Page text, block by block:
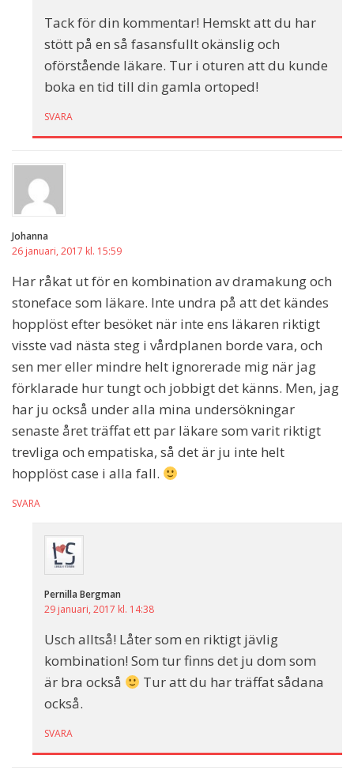
Tack för din kommentar! Hemskt att du har
stött på en så fasansfullt okänslig och
oförstående läkare. Tur i oturen att du kunde
boka en tid till din gamla ortoped!
SVARA
Johanna
26 januari, 2017 kl. 15:59
Har råkat ut för en kombination av dramakung och
stoneface som läkare. Inte undra på att det kändes
hopplöst efter besöket när inte ens läkaren riktigt
visste vad nästa steg i vårdplanen borde vara, och
sen mer eller mindre helt ignorerade mig när jag
förklarade hur tungt och jobbigt det känns. Men, jag
har ju också under alla mina undersökningar
senaste året träffat ett par läkare som varit riktigt
trevliga och empatiska, så det är ju inte helt
hopplöst case i alla fall.
SVARA
Pernilla Bergman
29 januari, 2017 kl. 14:38
Usch alltså! Låter som en riktigt jävlig
kombination! Som tur finns det ju dom som
är bra också
Tur att du har träffat sådana
också.
SVARA